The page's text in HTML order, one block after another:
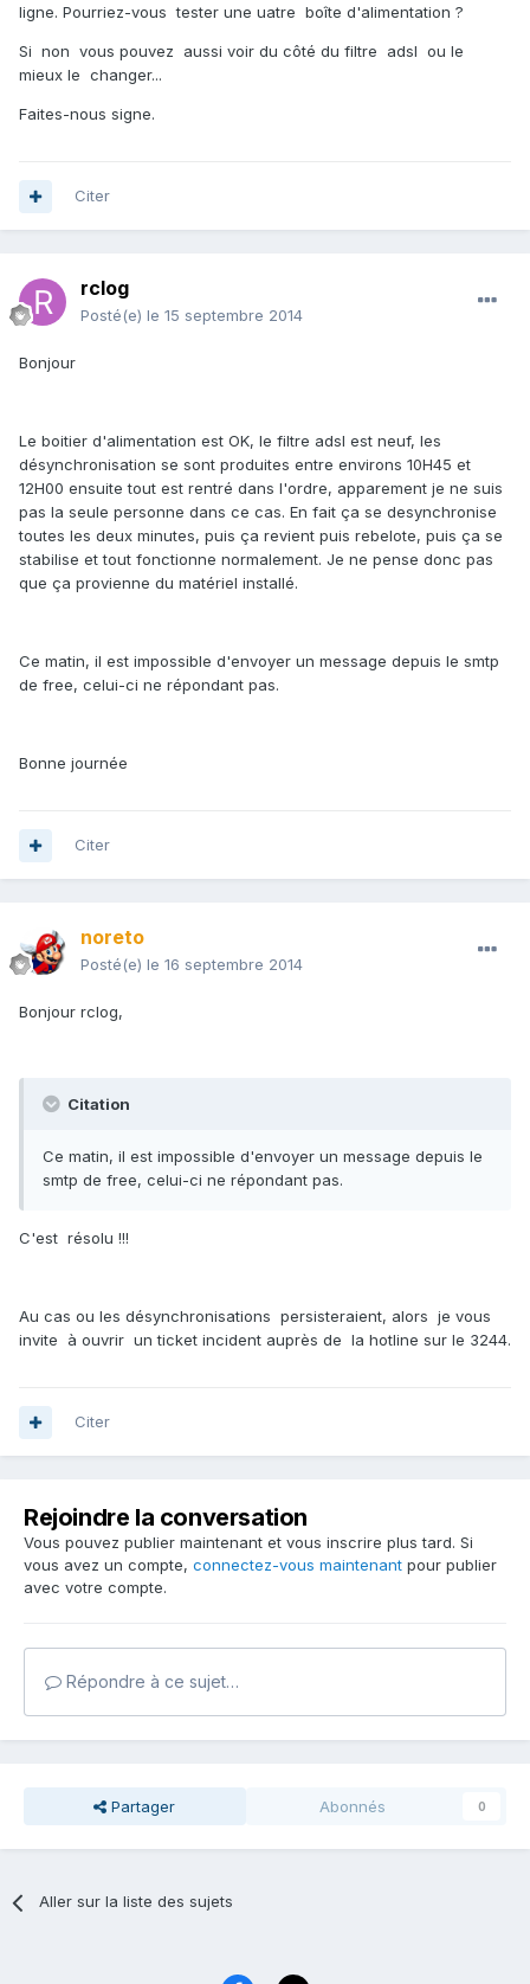
ligne. Pourriez-vous tester une uatre boîte d'alimentation ?
Si non vous pouvez aussi voir du côté du filtre adsl ou le
mieux le changer...
Faites-nous signe.
Citer
rclog
Posté(e) le 15 septembre 2014
Bonjour
Le boitier d'alimentation est OK, le filtre adsl est neuf, les
désynchronisation se sont produites entre environs 10H45 et
12H00 ensuite tout est rentré dans l'ordre, apparement je ne suis
pas la seule personne dans ce cas. En fait ça se desynchronise
toutes les deux minutes, puis ça revient puis rebelote, puis ça se
stabilise et tout fonctionne normalement. Je ne pense donc pas
que ça provienne du matériel installé.
Ce matin, il est impossible d'envoyer un message depuis le smtp
de free, celui-ci ne répondant pas.
Bonne journée
Citer
noreto
Posté(e) le 16 septembre 2014
Bonjour rclog,
Citation
Ce matin, il est impossible d'envoyer un message depuis le
smtp de free, celui-ci ne répondant pas.
C'est résolu !!!
Au cas ou les désynchronisations persisteraient, alors je vous
invite à ouvrir un ticket incident auprès de la hotline sur le 3244.
Citer
Rejoindre la conversation
Vous pouvez publier maintenant et vous inscrire plus tard. Si
vous avez un compte, connectez-vous maintenant pour publier
avec votre compte.
Répondre à ce sujet…
Partager Abonnés 0
Aller sur la liste des sujets